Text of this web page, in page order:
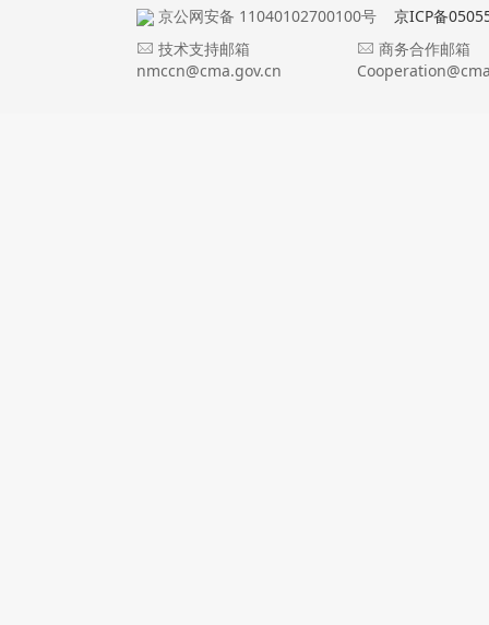
京公网安备 11040102700100号
京ICP备
技术支持邮箱
nmccn@cma.gov.cn
商务合作邮箱